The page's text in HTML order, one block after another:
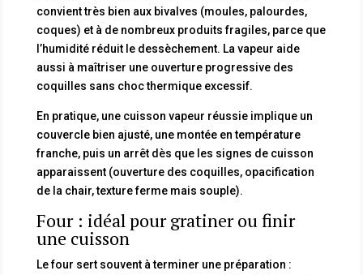
convient très bien aux bivalves (moules, palourdes,
coques) et à de nombreux produits fragiles, parce que
l’humidité réduit le dessèchement. La vapeur aide
aussi à maîtriser une ouverture progressive des
coquilles sans choc thermique excessif.
En pratique, une cuisson vapeur réussie implique un
couvercle bien ajusté, une montée en température
franche, puis un arrêt dès que les signes de cuisson
apparaissent (ouverture des coquilles, opacification
de la chair, texture ferme mais souple).
Four : idéal pour gratiner ou finir
une cuisson
Le four sert souvent à terminer une préparation :